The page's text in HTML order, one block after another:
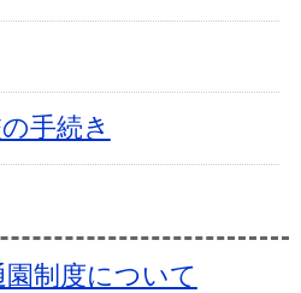
手続き
制度について